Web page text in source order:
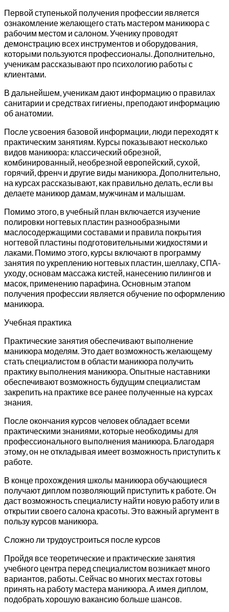
Первой ступенькой получения профессии является
ознакомление желающего стать мастером маникюра с
рабочим местом и салоном. Ученику проводят
демонстрацию всех инструментов и оборудования,
которыми пользуются профессионалы. Дополнительно,
ученикам рассказывают про психологию работы с
клиентами.
В дальнейшем, ученикам дают информацию о правилах
санитарии и средствах гигиены, преподают информацию
об анатомии.
После усвоения базовой информации, люди переходят к
практическим занятиям. Курсы показывают несколько
видов маникюра: классический обрезной,
комбинированный, необрезной европейский, сухой,
горячий, френч и другие виды маникюра. Дополнительно,
на курсах рассказывают, как правильно делать, если вы
делаете маникюр дамам, мужчинам и малышам.
Помимо этого, в учебный план включается изучение
полировки ногтевых пластин разнообразными
маслосодержащими составами и правила покрытия
ногтевой пластины подготовительными жидкостями и
лаками. Помимо этого, курсы включают в программу
занятия по укреплению ногтевых пластин, шеллаку, СПА-
уходу, основам массажа кистей, нанесению пилингов и
масок, применению парафина. Основным этапом
получения профессии является обучение по оформлению
маникюра.
Учебная практика
Практические занятия обеспечивают выполнение
маникюра моделям. Это дает возможность желающему
стать специалистом в области маникюра получить
практику выполнения маникюра. Опытные наставники
обеспечивают возможность будущим специалистам
закрепить на практике все ранее полученные на курсах
знания.
После окончания курсов человек обладает всеми
практическими знаниями, которые необходимы для
профессионального выполнения маникюра. Благодаря
этому, он не откладывая имеет возможность приступить к
работе.
В конце прохождения школы маникюра обучающиеся
получают диплом позволяющий приступить к работе. Он
даст возможность специалисту найти новую работу или в
открытии своего салона красоты. Это важный аргумент в
пользу курсов маникюра.
Сложно ли трудоустроиться после курсов
Пройдя все теоретические и практические занятия
учебного центра перед специалистом возникает много
вариантов, работы. Сейчас во многих местах готовы
принять на работу мастера маникюра. А имея диплом,
подобрать хорошую вакансию больше шансов.